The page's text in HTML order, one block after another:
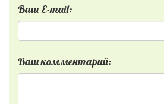
Ваш E-mail:
Ваш комментарий: